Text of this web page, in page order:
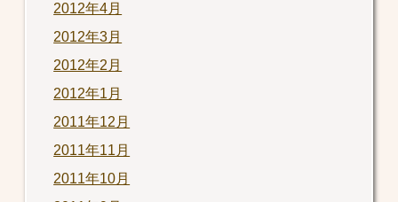
2012年4月
2012年3月
2012年2月
2012年1月
2011年12月
2011年11月
2011年10月